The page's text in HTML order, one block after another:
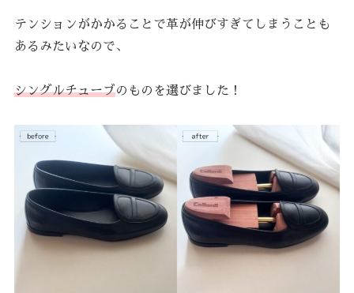
テンションがかかることで革が伸びすぎてしまうことも
あるみたいなので、
シングルチューブのものを選びました！